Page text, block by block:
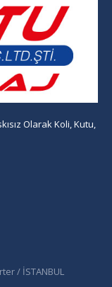
Olarak Koli, Kutu,
/ İSTANBUL